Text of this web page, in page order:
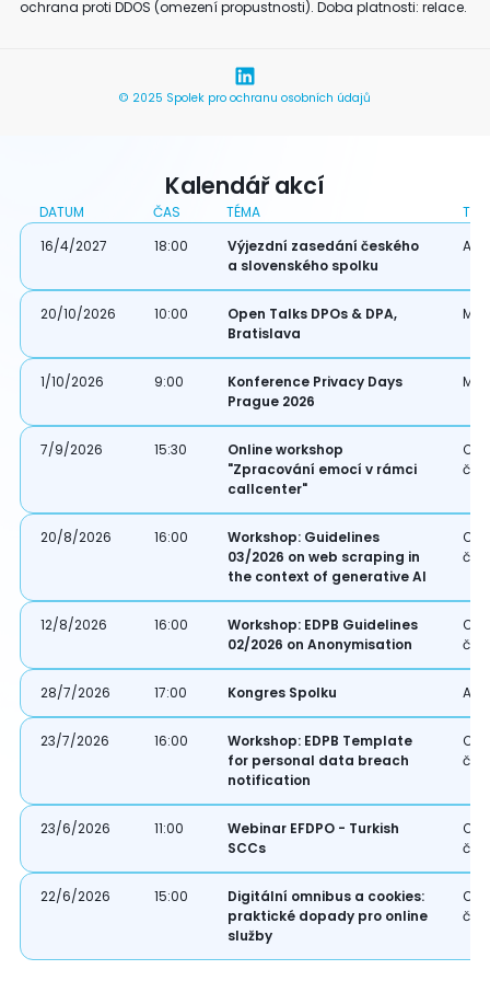
ochrana proti DDOS (omezení propustnosti). Doba platnosti: relace.
© 2025 Spolek pro ochranu osobních údajů
Kalendář akcí
DATUM ČAS TÉMA
TYP
16/4/2027
18:00
Výjezdní zasedání českého
a slovenského spolku
20/10/2026 10:00
Open Talks DPOs & DPA,
Bratislava
1/10/2026 9:00
Konference Privacy Days
Prague 2026
7/9/2026 15:30
Online workshop
"Zpracování emocí v rámci
callcenter"
20/8/2026 16:00
Workshop: Guidelines
03/2026 on web scraping in
the context of generative AI
12/8/2026 16:00
Workshop: EDPB Guidelines
02/2026 on Anonymisation
28/7/2026 17:00 Kongres Spolku
23/7/2026 16:00
Workshop: EDPB Template
for personal data breach
notification
23/6/2026 11:00
Webinar EFDPO - Turkish
SCCs
22/6/2026 15:00
Digitální omnibus a cookies:
praktické dopady pro online
služby